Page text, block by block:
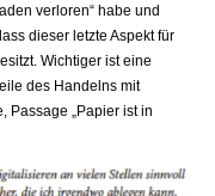
verloren“ habe und
dieser letzte Aspekt für
Wichtiger ist eine
des Handelns mit
Passage „Papier ist in